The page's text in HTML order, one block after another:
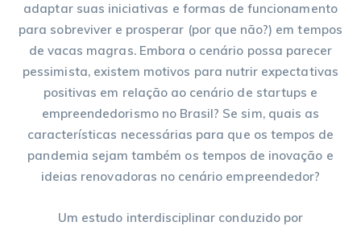
adaptar suas iniciativas e formas de funcionamento
para sobreviver e prosperar (por que não?) em tempos
de vacas magras. Embora o cenário possa parecer
pessimista, existem motivos para nutrir expectativas
positivas em relação ao cenário de startups e
empreendedorismo no Brasil? Se sim, quais as
características necessárias para que os tempos de
pandemia sejam também os tempos de inovação e
ideias renovadoras no cenário empreendedor?
Um estudo interdisciplinar conduzido por